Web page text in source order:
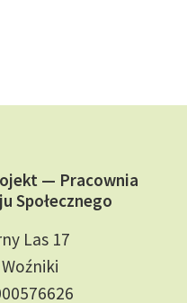
— Pracownia
Społecznego
Las 17